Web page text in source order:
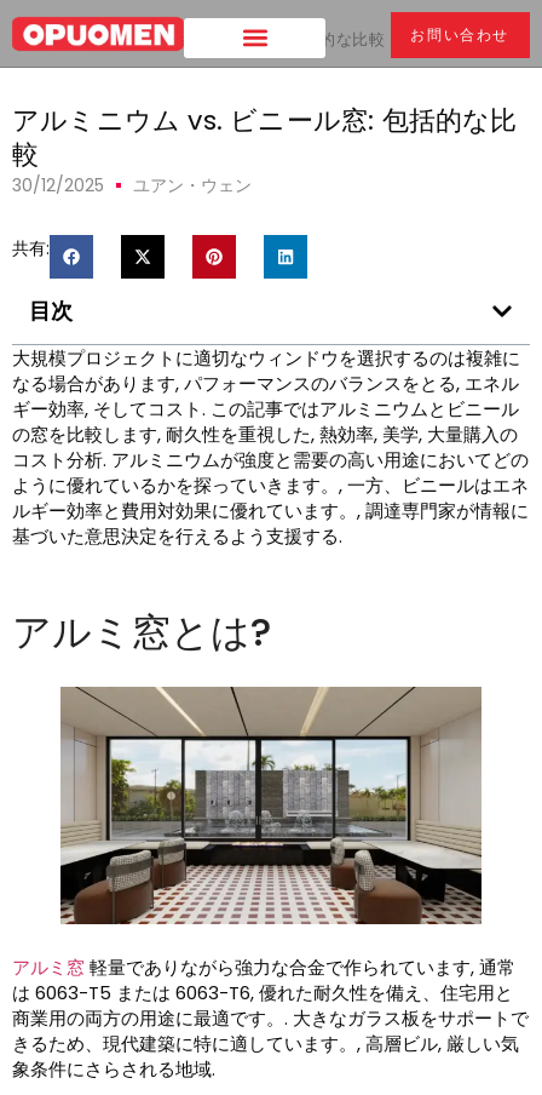
お問い合わせ
家 > アルミニウム vs. ビニール窓: 包括的な比較
アルミニウム vs. ビニール窓: 包括的な比
較
30/12/2025 ユアン・ウェン
共有:
目次
大規模プロジェクトに適切なウィンドウを選択するのは複雑に
なる場合があります, パフォーマンスのバランスをとる, エネル
ギー効率, そしてコスト. この記事ではアルミニウムとビニール
の窓を比較します, 耐久性を重視した, 熱効率, 美学, 大量購入の
コスト分析. アルミニウムが強度と需要の高い用途においてどの
ように優れているかを探っていきます。, 一方、ビニールはエネ
ルギー効率と費用対効果に優れています。, 調達専門家が情報に
基づいた意思決定を行えるよう支援する.
アルミ窓とは?
アルミ窓 軽量でありながら強力な合金で作られています, 通常
は 6063-T5 または 6063-T6, 優れた耐久性を備え、住宅用と
商業用の両方の用途に最適です。. 大きなガラス板をサポートで
きるため、現代建築に特に適しています。, 高層ビル, 厳しい気
象条件にさらされる地域.